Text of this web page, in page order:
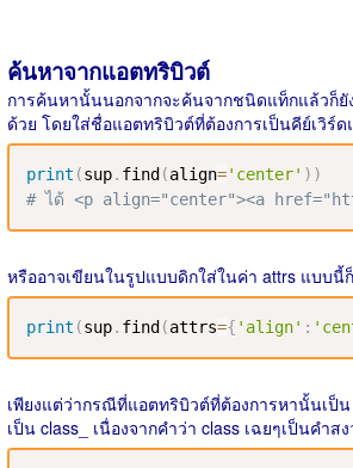
ค้นหาจากแอตทริบิวต์
การค้นหานั้นนอกจากจะค้นจากชนิดแท็กแล้วก็ยั
ด้วย โดยใส่ชื่อแอตทริบิวต์ที่ต้องการเป็นคีย์เวิร์
print (sup. find (align='center' ) )
# ได้ <p align="center"><a
หรืออาจเขียนในรูปแบบดิกใส่ในค่า attrs แบบนี้
print (sup. find (attrs={ 'align' :
เพียงแต่ว่ากรณีที่แอตทริบิวต์ที่ต้องการหานั้นเป็
เป็น class_ เนื่องจากคำว่า class เฉยๆเป็นคำ